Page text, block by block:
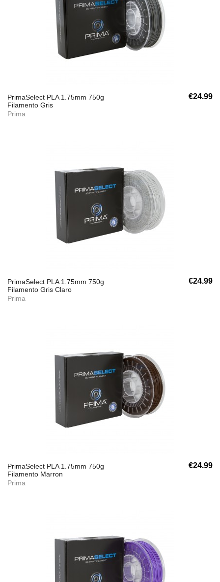
PrimaSelect PLA 1.75mm 750g
Filamento Gris
Prima
€24.99
PrimaSelect PLA 1.75mm 750g
Filamento Gris Claro
Prima
€24.99
PrimaSelect PLA 1.75mm 750g
Filamento Marron
Prima
€24.99